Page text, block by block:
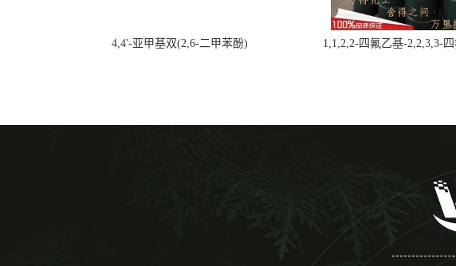
4,4'-亚甲基双(2,6-二甲苯酚) 1,1,2,2-四氟乙基-2,2,3,3-